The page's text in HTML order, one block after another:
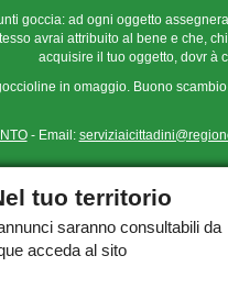
goccia: ad ogni oggetto
avrai attribuito al bene e che,
acquisire il tuo oggetto, dovr à
in omaggio. Buono scambio
- Email:
tuo territorio
saranno consultabili da
acceda al sito